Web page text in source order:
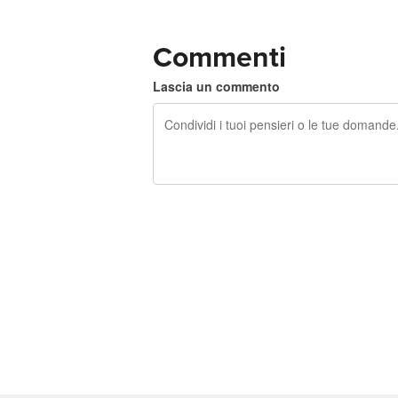
Commenti
Lascia un commento